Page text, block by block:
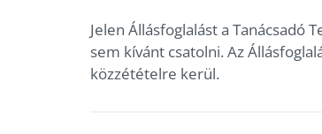
Jelen Állásfoglalást a Tanácsadó
sem kívánt csatolni. Az
közzétételre kerül.